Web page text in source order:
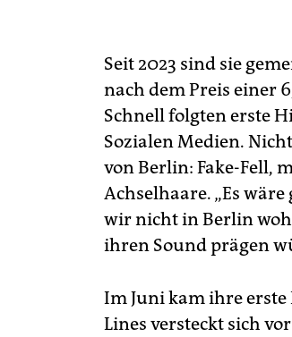
Seit 2023 sind sie
nach dem Preis einer
Schnell folgten erste
Sozialen Medien.
von Berlin: Fake-Fell,
Achselhaare. „Es
wir nicht in Berlin
ihren Sound prägen
Im Juni kam ihre erste
Lines versteckt sich